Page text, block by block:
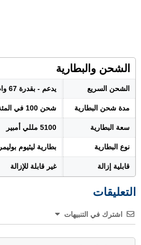
الشحن والبطارية
الشحن السريع يدعم - بقدرة 67 واط
مدة شحن البطارية شحن 100 في المئة في 44 دقيقة
سعة البطارية 5100 مللي أمبير
نوع البطارية بطارية ليثيوم بوليمر
قابلية إزالة غير قابلة للإزالة
التعليقات
اشترك في التنبيهات